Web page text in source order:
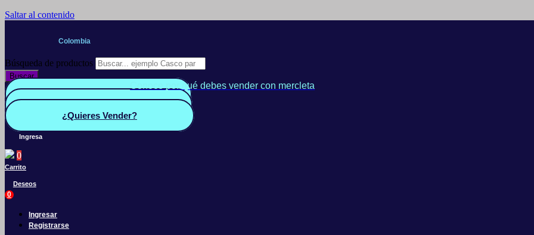
Saltar al contenido
Colombia
Búsqueda de productos
Buscar
Conoce por qué debes vender con mercleta
¿Quieres Vender?
Ingresa
0
Carrito
Deseos
0
Ingresar
Registrarse